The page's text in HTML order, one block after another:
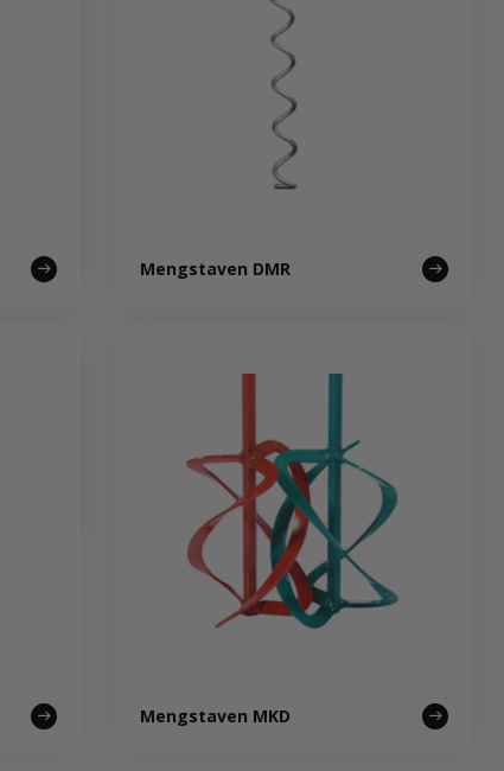
Mengstaven DMR
Mengstaven MKD